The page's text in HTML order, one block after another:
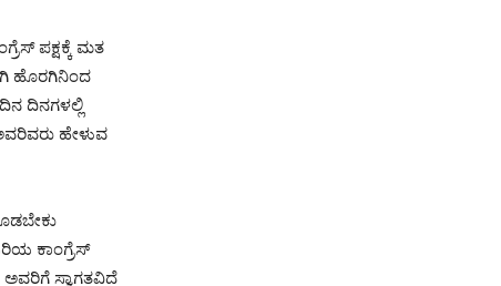
ಪಕ್ಷಕ್ಕೆ ಮತ
ಹೊರಗಿನಿಂದ
ದಿನಗಳಲ್ಲಿ
ಹೇಳುವ
ಕಾಂಗ್ರೆಸ್
ಸ್ವಾಗತವಿದೆ